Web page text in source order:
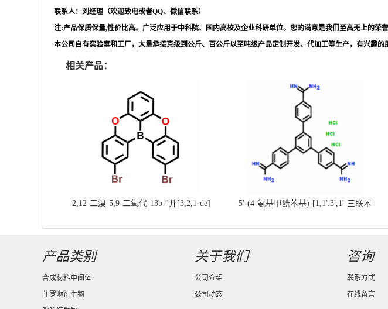
联系人：刘经理（欢迎致电或者QQ、微信联系）
注:产品保质保量,性价比高。广泛应用于中科院、国内高校及企业科研单位。您的满意是我们至高无上的
本公司自有实验室和工厂，大量承接克级到公斤、百公斤以至吨级产品定制开发、代加工等生产，有兴趣的
相关产品：
2,12-二溴-5,9-二氧代-13b-"并[3,2,1-de]
5'-(4-氨基甲酰苯基)-[1,1':3',1'-三联苯
产品类别
合成材料中间体
菲罗啉衍生物
关于我们
公司介绍
公司动态
咨询
联系方式
在线留言